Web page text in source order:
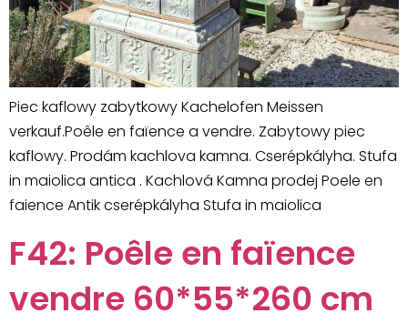
Piec kaflowy zabytkowy Kachelofen Meissen
verkauf.Poêle en faïence a vendre. Zabytowy piec
kaflowy. Prodám kachlova kamna. Cserépkályha. Stufa
in maiolica antica . Kachlová Kamna prodej Poele en
faience Antik cserépkályha Stufa in maiolica
F42: Poêle en faïence
vendre 60*55*260 cm